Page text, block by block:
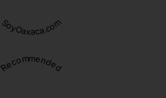
SoyOaxaca.com
Recommended